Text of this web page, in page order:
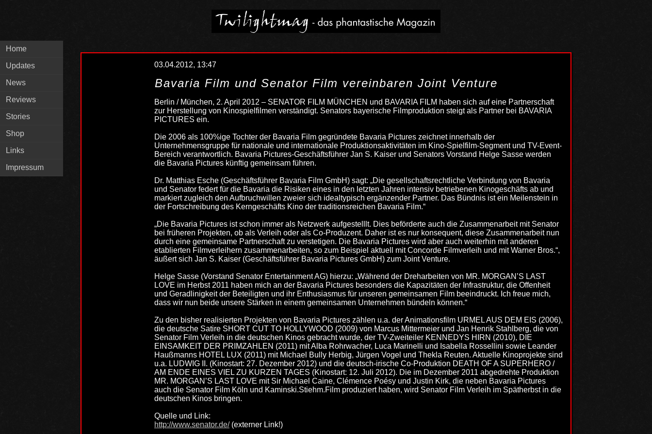
Home
Updates
News
Reviews
Stories
Shop
Links
Impressum
03.04.2012, 13:47
Bavaria Film und Senator Film vereinbaren Joint Venture
Berlin / München, 2. April 2012 – SENATOR FILM MÜNCHEN und BAVARIA FILM haben sich auf eine Partnerschaft
zur Herstellung von Kinospielfilmen verständigt. Senators bayerische Filmproduktion steigt als Partner bei BAVARIA
PICTURES ein.
Die 2006 als 100%ige Tochter der Bavaria Film gegründete Bavaria Pictures zeichnet innerhalb der
Unternehmensgruppe für nationale und internationale Produktionsaktivitäten im Kino-Spielfilm-Segment und TV-Event-
Bereich verantwortlich. Bavaria Pictures-Geschäftsführer Jan S. Kaiser und Senators Vorstand Helge Sasse werden
die Bavaria Pictures künftig gemeinsam führen.
Dr. Matthias Esche (Geschäftsführer Bavaria Film GmbH) sagt: „Die gesellschaftsrechtliche Verbindung von Bavaria
und Senator federt für die Bavaria die Risiken eines in den letzten Jahren intensiv betriebenen Kinogeschäfts ab und
markiert zugleich den Aufbruchwillen zweier sich idealtypisch ergänzender Partner. Das Bündnis ist ein Meilenstein in
der Fortschreibung des Kerngeschäfts Kino der traditionsreichen Bavaria Film.“
„Die Bavaria Pictures ist schon immer als Netzwerk aufgestelllt. Dies beförderte auch die Zusammenarbeit mit Senator
bei früheren Projekten, ob als Verleih oder als Co-Produzent. Daher ist es nur konsequent, diese Zusammenarbeit nun
durch eine gemeinsame Partnerschaft zu verstetigen. Die Bavaria Pictures wird aber auch weiterhin mit anderen
etablierten Filmverleihern zusammenarbeiten, so zum Beispiel aktuell mit Concorde Filmverleih und mit Warner Bros.“,
äußert sich Jan S. Kaiser (Geschäftsführer Bavaria Pictures GmbH) zum Joint Venture.
Helge Sasse (Vorstand Senator Entertainment AG) hierzu: „Während der Dreharbeiten von MR. MORGAN’S LAST
LOVE im Herbst 2011 haben mich an der Bavaria Pictures besonders die Kapazitäten der Infrastruktur, die Offenheit
und Geradlinigkeit der Beteiligten und ihr Enthusiasmus für unseren gemeinsamen Film beeindruckt. Ich freue mich,
dass wir nun beide unsere Stärken in einem gemeinsamen Unternehmen bündeln können.“
Zu den bisher realisierten Projekten von Bavaria Pictures zählen u.a. der Animationsfilm URMEL AUS DEM EIS (2006),
die deutsche Satire SHORT CUT TO HOLLYWOOD (2009) von Marcus Mittermeier und Jan Henrik Stahlberg, die von
Senator Film Verleih in die deutschen Kinos gebracht wurde, der TV-Zweiteiler KENNEDYS HIRN (2010), DIE
EINSAMKEIT DER PRIMZAHLEN (2011) mit Alba Rohrwacher, Luca Marinelli und Isabella Rossellini sowie Leander
Haußmanns HOTEL LUX (2011) mit Michael Bully Herbig, Jürgen Vogel und Thekla Reuten. Aktuelle Kinoprojekte sind
u.a. LUDWIG II. (Kinostart: 27. Dezember 2012) und die deutsch-irische Co-Produktion DEATH OF A SUPERHERO /
AM ENDE EINES VIEL ZU KURZEN TAGES (Kinostart: 12. Juli 2012). Die im Dezember 2011 abgedrehte Produktion
MR. MORGAN’S LAST LOVE mit Sir Michael Caine, Clémence Poésy und Justin Kirk, die neben Bavaria Pictures
auch die Senator Film Köln und Kaminski.Stiehm.Film produziert haben, wird Senator Film Verleih im Spätherbst in die
deutschen Kinos bringen.
Quelle und Link:
http://www.senator.de/(externer Link!)